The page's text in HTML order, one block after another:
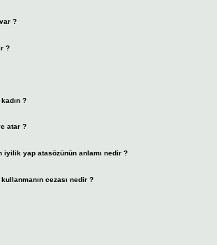
?
?
?
atar ?
iyilik yap atasözünün anlamı nedir ?
cezası nedir ?